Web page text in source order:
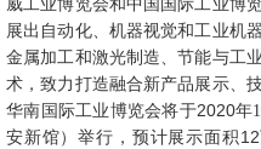
威工业博览会和中国国际工业博
展出自动化、机器视觉和工业机
金属加工和激光制造、节能与工
术，致力打造融合新产品展示、
华南国际工业博览会将于2020年
安新馆）举行，预计展示面积 12